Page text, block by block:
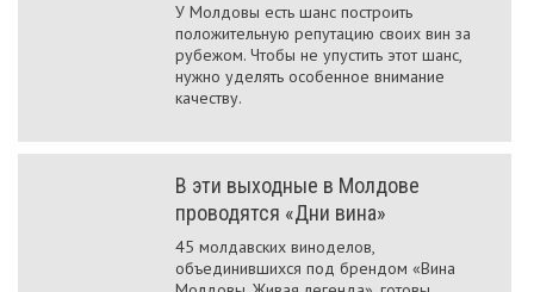
У Молдовы есть шанс построить
положительную репутацию своих вин за
рубежом. Чтобы не упустить этот шанс,
нужно уделять особенное внимание
качеству.
В эти выходные в Молдове
проводятся «Дни вина»
45 молдавских виноделов,
объединившихся под брендом «Вина